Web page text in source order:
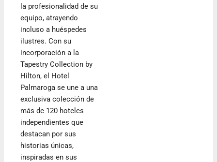
la profesionalidad de su
equipo, atrayendo
incluso a huéspedes
ilustres. Con su
incorporación a la
Tapestry Collection by
Hilton, el Hotel
Palmaroga se une a una
exclusiva colección de
más de 120 hoteles
independientes que
destacan por sus
historias únicas,
inspiradas en sus